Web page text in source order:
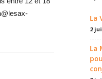
La
2
La